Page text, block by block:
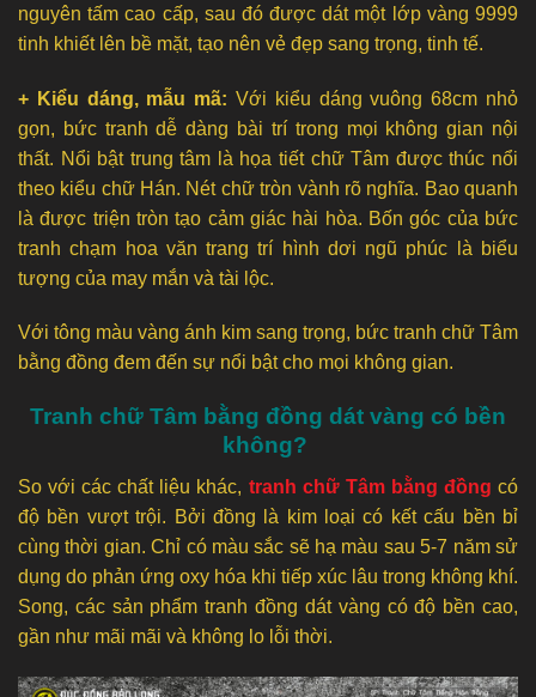
nguyên tấm cao cấp, sau đó được dát một lớp vàng 9999
tinh khiết lên bề mặt, tạo nên vẻ đẹp sang trọng, tinh tế.
+ Kiểu dáng, mẫu mã: Với kiểu dáng vuông 68cm nhỏ
gọn, bức tranh dễ dàng bài trí trong mọi không gian nội
thất. Nổi bật trung tâm là họa tiết chữ Tâm được thúc nổi
theo kiểu chữ Hán. Nét chữ tròn vành rõ nghĩa. Bao quanh
là được triện tròn tạo cảm giác hài hòa. Bốn góc của bức
tranh chạm hoa văn trang trí hình dơi ngũ phúc là biểu
tượng của may mắn và tài lộc.
Với tông màu vàng ánh kim sang trọng, bức tranh chữ Tâm
bằng đồng đem đến sự nổi bật cho mọi không gian.
Tranh chữ Tâm bằng đồng dát vàng có bền
không?
So với các chất liệu khác, tranh chữ Tâm bằng đồng có
độ bền vượt trội. Bởi đồng là kim loại có kết cấu bền bỉ
cùng thời gian. Chỉ có màu sắc sẽ hạ màu sau 5-7 năm sử
dụng do phản ứng oxy hóa khi tiếp xúc lâu trong không khí.
Song, các sản phẩm tranh đồng dát vàng có độ bền cao,
gần như mãi mãi và không lo lỗi thời.